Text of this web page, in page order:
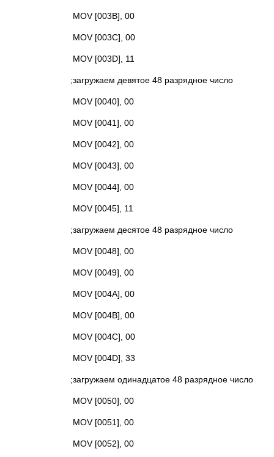
MOV [003B], 00
MOV [003C], 00
MOV [003D], 11
;загружаем девятое 48 разрядное число
MOV [0040], 00
MOV [0041], 00
MOV [0042], 00
MOV [0043], 00
MOV [0044], 00
MOV [0045], 11
;загружаем десятое 48 разрядное число
MOV [0048], 00
MOV [0049], 00
MOV [004A], 00
MOV [004B], 00
MOV [004C], 00
MOV [004D], 33
;загружаем одинадцатое 48 разрядное число
MOV [0050], 00
MOV [0051], 00
MOV [0052], 00